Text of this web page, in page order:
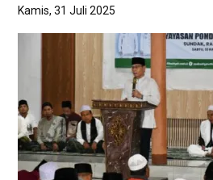
Kamis, 31 Juli 2025